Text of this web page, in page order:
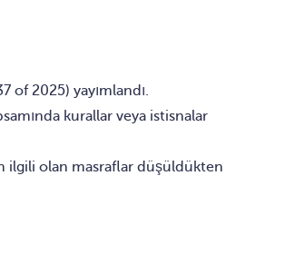
of 2025) yayımlandı.
kurallar veya istisnalar
ilgili olan masraflar düşüldükten